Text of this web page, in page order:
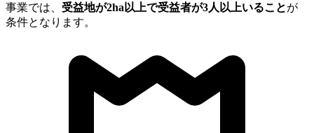
事業では、 受益地が2ha以上で受益者が3人以上いることが
条件となります。